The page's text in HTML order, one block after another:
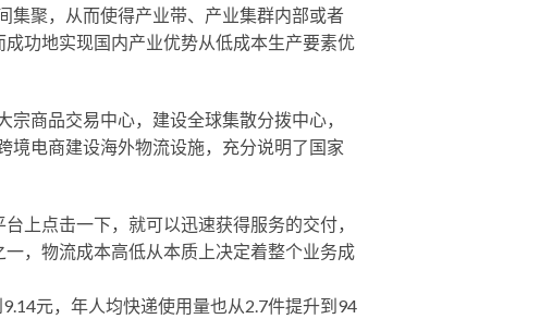
集聚，从而使得产业带、产业集群内部或者
功地实现国内产业优势从低成本生产要素优
商品交易中心，建设全球集散分拨中心，
境电商建设海外物流设施，充分说明了国家
上点击一下，就可以迅速获得服务的交付，
，物流成本高低从本质上决定着整个业务成
元，年人均快递使用量也从2.7件提升到94